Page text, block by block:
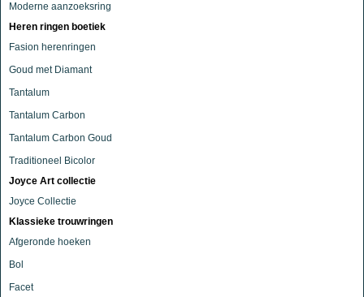
Moderne aanzoeksring
Heren ringen boetiek
Fasion herenringen
Goud met Diamant
Tantalum
Tantalum Carbon
Tantalum Carbon Goud
Traditioneel Bicolor
Joyce Art collectie
Joyce Collectie
Klassieke trouwringen
Afgeronde hoeken
Bol
Facet